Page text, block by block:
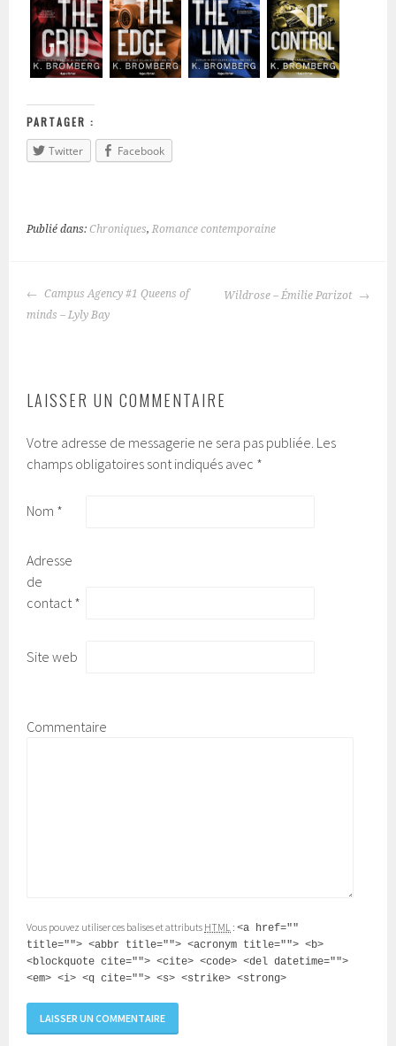
PARTAGER :
Twitter
Facebook
Publié dans:Chroniques,Romance contemporaine
NAVIGATION
Campus Agency #1 Queens of
minds – Lyly Bay
Wildrose – Émilie Parizot
LAISSER UN COMMENTAIRE
Votre adresse de messagerie ne sera pas publiée. Les
champs obligatoires sont indiqués avec *
Nom *
Adresse
de
contact *
Site web
Commentaire
Vous pouvez utiliser ces balises et attributs HTML :<a href=""
title=""> <abbr title=""> <acronym title=""> <b>
<blockquote cite=""> <cite> <code> <del datetime="">
<em> <i> <q cite=""> <s> <strike> <strong>